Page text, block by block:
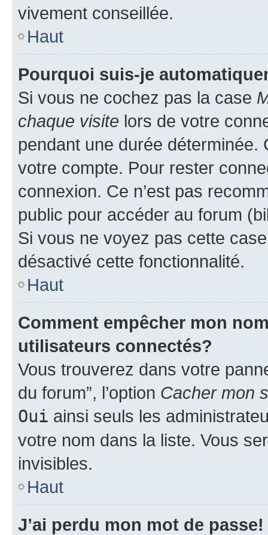
vivement conseillée.
Haut
Pourquoi suis-je
Si vous ne cochez pas la case
chaque visite lors de votre
pendant une durée déterminée.
votre compte. Pour rester
connexion. Ce n’est pas
public pour accéder au forum
Si vous ne voyez pas cette
désactivé cette fonctionnalité.
Haut
Comment empêcher mon
utilisateurs connectés?
Vous trouverez dans votre
du forum”, l’option Cacher mon
Oui ainsi seuls les
votre nom dans la liste. Vous
invisibles.
Haut
J’ai perdu mon mot de passe!